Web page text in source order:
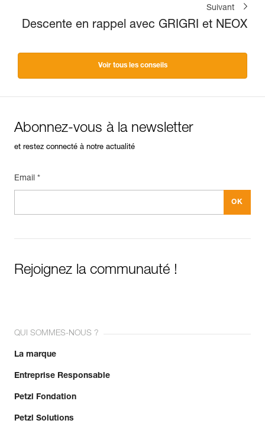
Suivant
Descente en rappel avec GRIGRI et NEOX
Voir tous les conseils
Abonnez-vous à la newsletter
et restez connecté à notre actualité
Email *
Rejoignez la communauté !
QUI SOMMES-NOUS ?
La marque
Entreprise Responsable
Petzl Fondation
Petzl Solutions